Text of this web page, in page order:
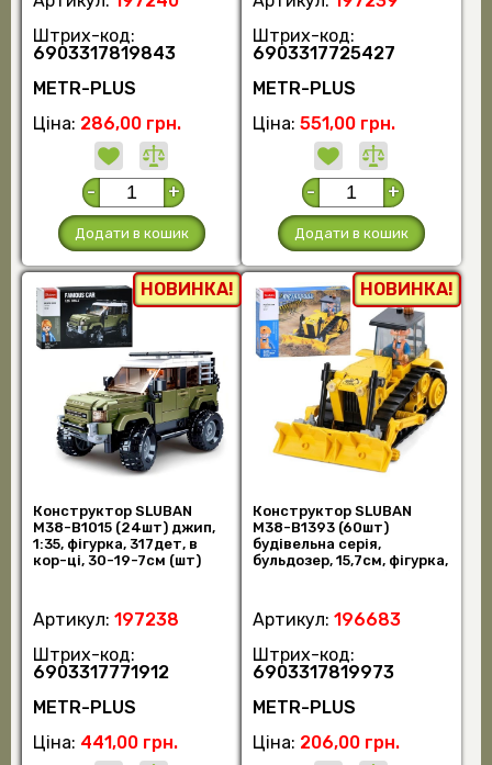
Штрих-код:
6903317819843
METR-PLUS
Ціна: 286,00 грн.
- +
Додати в кошик
Штрих-код:
6903317725427
METR-PLUS
Ціна: 551,00 грн.
- +
Додати в кошик
НОВИНКА!
Конструктор SLUBAN
M38-B1015 (24шт) джип,
1:35, фігурка, 317дет, в
кор-ці, 30-19-7см (шт)
Артикул: 197238
Штрих-код:
6903317771912
METR-PLUS
Ціна: 441,00 грн.
НОВИНКА!
Конструктор SLUBAN
M38-B1393 (60шт)
будівельна серія,
бульдозер, 15,7см, фігурка,
Артикул: 196683
Штрих-код:
6903317819973
METR-PLUS
Ціна: 206,00 грн.